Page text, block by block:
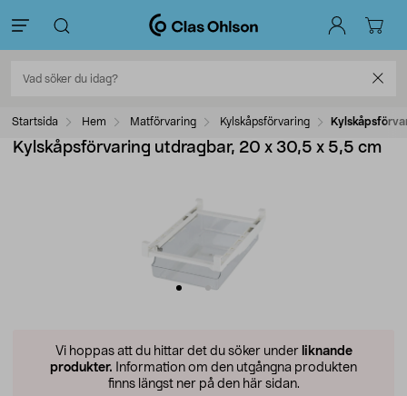
Startsida Hem Matförvaring Kylskåpsförvaring
Kylskåpsförvaring utdragbar, 20 x 30,5 x 5,5 cm
Vi hoppas att du hittar det du söker under liknande
produkter. Information om den utgångna produkten
finns längst ner på den här sidan.